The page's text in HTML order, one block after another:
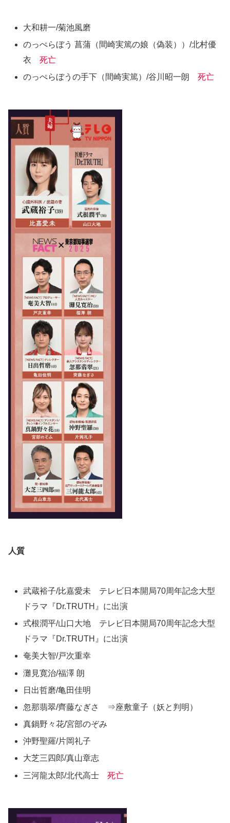
大和耕一/菊池風磨
のっぺらぼう 菖蒲（間崎実篤の娘（偽装））/北村優
衣死亡
のっぺらぼうの手下（間崎実篤）/谷川昭一朗死亡
人質
武蔵裕子/比嘉愛未 テレビ日本開局70周年記念大型
ドラマ『Dr.TRUTH』に出演
式根潤平/山口大地 テレビ日本開局70周年記念大型
ドラマ『Dr.TRUTH』に出演
奄美大智/戸次重幸
灘見寛治/福澤 朗
日出哲磨/亀田佳明
忽那翡翠/齊藤なぎさ ⇒座敷童子（妖と判明）
真鍋野々花/宮部のぞみ
沖野聖羅/片岡礼子
大芝三四郎/真山章志
三河龍太郎/北代高士死亡